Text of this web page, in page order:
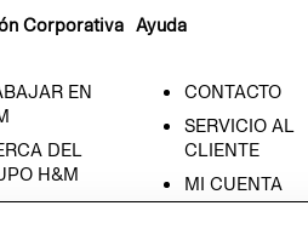
Corporativa
EN
DEL
H&M
Ayuda
CONTACTO
SERVICIO AL
CLIENTE
MI CUENTA